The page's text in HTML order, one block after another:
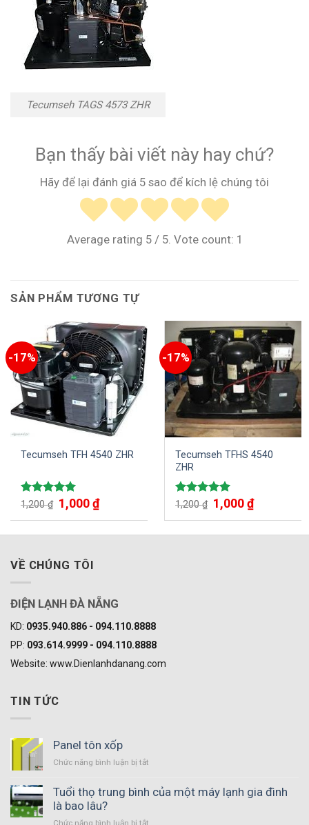
Tecumseh TAGS 4573 ZHR
Bạn thấy bài viết này hay chứ?
Hãy để lại đánh giá 5 sao để kích lệ chúng tôi
Average rating 5/ 5. Vote count: 1
SẢN PHẨM TƯƠNG TỰ
-17%
Tecumseh TFH 4540 ZHR
Được xếp
5.00
1,200₫ 1,000₫
-17%
Tecumseh TFHS 4540
ZHR
Được xếp
5.00
1,200₫ 1,000₫
VỀ CHÚNG TÔI
ĐIỆN LẠNH ĐÀ NẴNG
KD: 0935.940.886 - 094.110.8888
PP: 093.614.9999 - 094.110.8888
Website: www.Dienlanhdanang.com
TIN TỨC
Panel tôn xốp
Chức năng bình luận bị tắt
Tuổi thọ trung bình của một máy lạnh gia đình
là bao lâu?
Chức năng bình luận bị tắt